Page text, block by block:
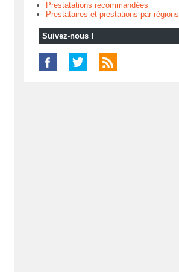
Prestatations recommandées
Prestataires et prestations par régions
Suivez-nous !